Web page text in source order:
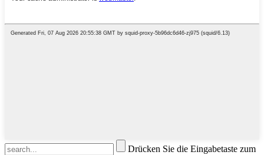
Drücken Sie die Eingabetaste zum